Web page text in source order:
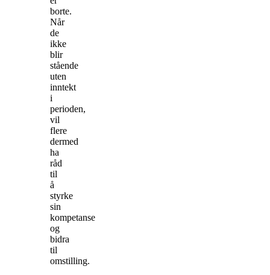
borte.
Når
de
ikke
blir
stående
uten
inntekt
i
perioden,
vil
flere
dermed
ha
råd
til
å
styrke
sin
kompetanse
og
bidra
til
omstilling.